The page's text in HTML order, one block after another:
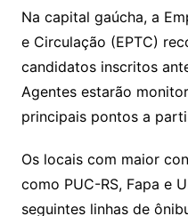
Na capital gaúcha, a
e Circulação (EPTC)
candidatos inscritos
Agentes estarão
principais pontos a
Os locais com maior
como PUC-RS, Fapa e
seguintes linhas de